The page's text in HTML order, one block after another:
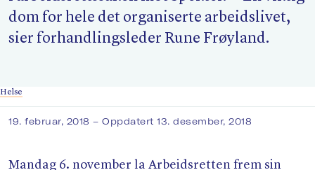
For media
Akademikerne Pluss
Søk
dom for hele det organiserte arbeidslivet,
sier forhandlingsleder Rune Frøyland.
Helse
19. februar, 2018– Oppdatert 13. desember, 2018
Mandag 6. november la Arbeidsretten frem sin